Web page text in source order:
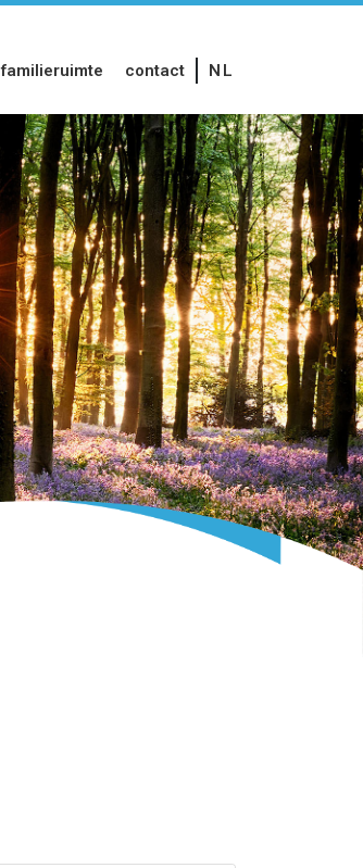
familieruimte contact NL